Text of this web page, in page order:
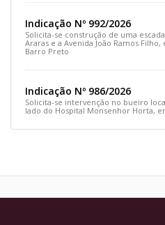
Indicação Nº 992/2026
Solicita-se construção de uma
Araras e a Avenida João Ramos
Barro Preto
Indicação Nº 986/2026
Solicita-se intervenção no bueiro
lado do Hospital Monsenhor Horta,